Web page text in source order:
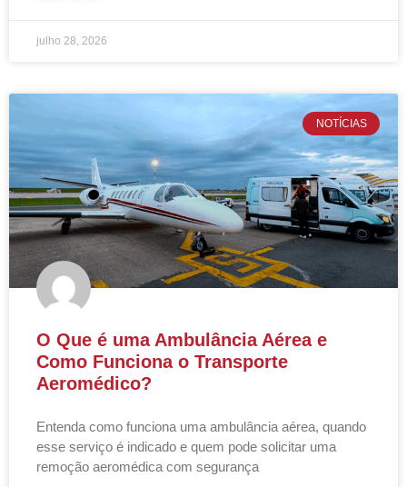
julho 28, 2026
NOTÍCIAS
O Que é uma Ambulância Aérea e
Como Funciona o Transporte
Aeromédico?
Entenda como funciona uma ambulância aérea, quando
esse serviço é indicado e quem pode solicitar uma
remoção aeromédica com segurança